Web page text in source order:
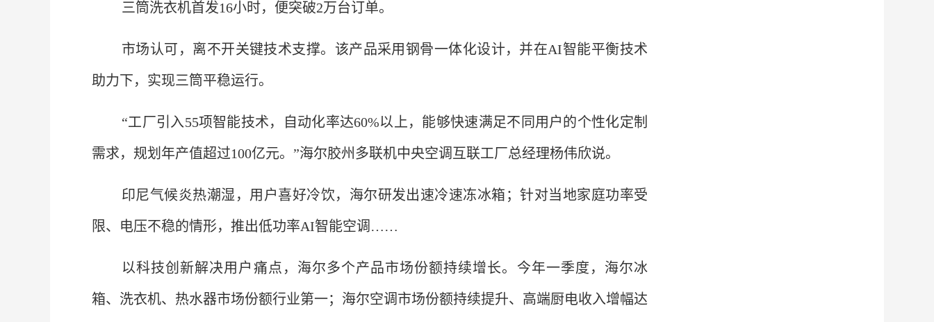
三筒洗衣机首发16小时，便突破2万台订单。
市场认可，离不开关键技术支撑。该产品采用钢骨一体化设计，并在AI智能平衡技术
助力下，实现三筒平稳运行。
“工厂引入55项智能技术，自动化率达60%以上，能够快速满足不同用户的个性化定制
需求，规划年产值超过100亿元。”海尔胶州多联机中央空调互联工厂总经理杨伟欣说。
印尼气候炎热潮湿，用户喜好冷饮，海尔研发出速冷速冻冰箱；针对当地家庭功率受
限、电压不稳的情形，推出低功率AI智能空调……
以科技创新解决用户痛点，海尔多个产品市场份额持续增长。今年一季度，海尔冰
箱、洗衣机、热水器市场份额行业第一；海尔空调市场份额持续提升、高端厨电收入增幅达